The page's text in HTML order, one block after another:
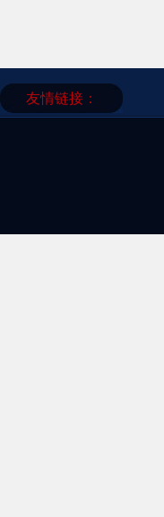
友情链接：